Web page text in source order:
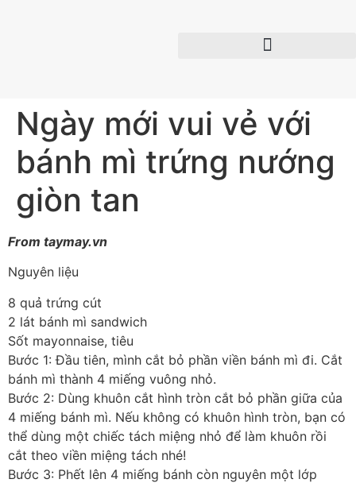
Ngày mới vui vẻ với
bánh mì trứng nướng
giòn tan
From taymay.vn
Nguyên liệu
8 quả trứng cút
2 lát bánh mì sandwich
Sốt mayonnaise, tiêu
Bước 1: Đầu tiên, mình cắt bỏ phần viền bánh mì đi. Cắt
bánh mì thành 4 miếng vuông nhỏ.
Bước 2: Dùng khuôn cắt hình tròn cắt bỏ phần giữa của
4 miếng bánh mì. Nếu không có khuôn hình tròn, bạn có
thể dùng một chiếc tách miệng nhỏ để làm khuôn rồi
cắt theo viền miệng tách nhé!
Bước 3: Phết lên 4 miếng bánh còn nguyên một lớp